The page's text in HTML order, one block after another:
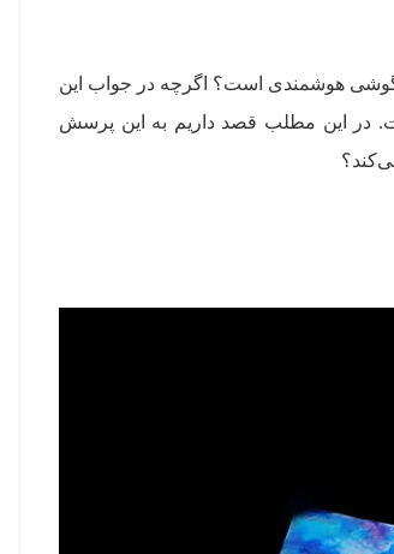
گوشی هوشمندی است؟ اگرچه در جواب این
در این مطلب قصد داریم به این پرسش